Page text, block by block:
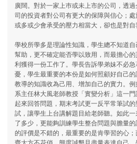
廣闊。對於一家上巿或未上市的公司，透
司的投資者對公司有更大的保障與信心；處
或多或少會承受的壓力相當大，卻也是對自
學校所學多是理論性知識，學生總不知道
幫助，更不確定能否學以致用，而最擔心
利獲得一份工作了。學長告訴學弟妹不必
憂，學生最重要的本份是如何照顧好自己
教導的知識收為己用、增加自己的實力。
系主任林大風老師教授「實變分析」這一
起來回答問題，期末考試更一反平常筆試
試，讓學生上台講解題目給老師聽。如此
了多少，更能夠訓練學生整合問題與膽量
的評價是不錯的，最重要的是肯學習的心